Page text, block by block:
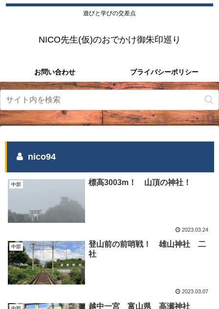
遊びと学びの交差点
NICO先生(仮)のおでかけ御朱印巡り
お問い合わせ プライバシーポリシー
nico94
中部 標高3003m！ 山頂の神社！
2023.03.24
中部
登山前の前哨戦！ 雄山神社 二
社
2023.03.07
越中一宮 富山県 高瀬神社